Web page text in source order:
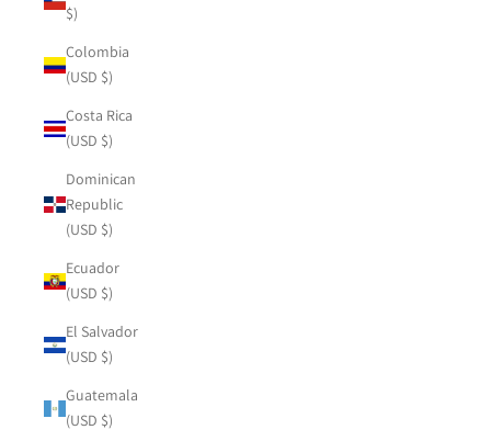
$)
Colombia
(USD $)
Costa Rica
(USD $)
Dominican
Republic
(USD $)
Ecuador
(USD $)
El Salvador
(USD $)
Guatemala
(USD $)